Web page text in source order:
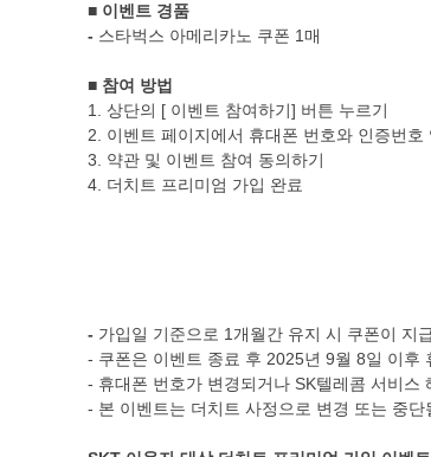
■ 이벤트 경품
- 스타벅스 아메리카노 쿠폰 1매
■ 참여 방법
1. 상단의 [ 이벤트 참여하기] 버튼 누르기
2. 이벤트 페이지에서 휴대폰 번호와 인증번호
3. 약관 및 이벤트 참여 동의하기
4. 더치트 프리미엄 가입 완료
- 가입일 기준으로 1개월간 유지 시 쿠폰이 지
- 쿠폰은 이벤트 종료 후 2025년 9월 8일 이후
- 휴대폰 번호가 변경되거나 SK텔레콤 서비스
- 본 이벤트는 더치트 사정으로 변경 또는 중단